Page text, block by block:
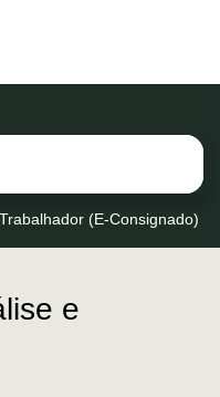
(E-Consignado)
e